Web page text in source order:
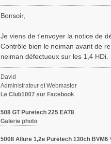
e
s
g
e
Bonsoir,
Je viens de t'envoyer la notice de
Contrôle bien le neiman avant de
neiman défectueux sur les 1,4 HDi.
David
Administrateur et Webmaster
Le Club1007 sur Facebook
508 GT Puretech 225 EAT8
Galerie photo
5008 Allure 1,2e Puretech 130ch BVM6